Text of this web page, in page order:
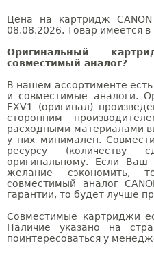
Цена на картридж CANON
08.08.2026. Товар имеется в
Оригинальный
совместимый аналог?
В нашем ассортименте
и совместимые аналоги.
EXV1 (оригинал)
сторонним
расходными материалами
у них минимален.
ресурсу (количеству
оригинальному. Если
желание сэкономить,
совместимый аналог
гарантии, то будет лучше
Совместимые картриджи
Наличие указано на
поинтересоваться у